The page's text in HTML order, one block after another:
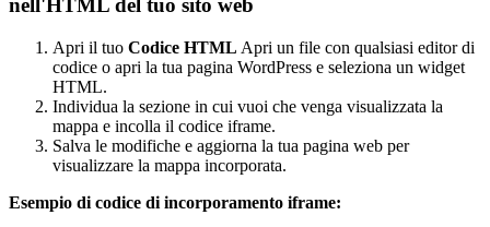
nell'HTML del tuo sito web
Apri il tuo Codice HTML Apri un file con qualsiasi editor di
codice o apri la tua pagina WordPress e seleziona un widget
HTML.
Individua la sezione in cui vuoi che venga visualizzata la
mappa e incolla il codice iframe.
Salva le modifiche e aggiorna la tua pagina web per
visualizzare la mappa incorporata.
Esempio di codice di incorporamento iframe: